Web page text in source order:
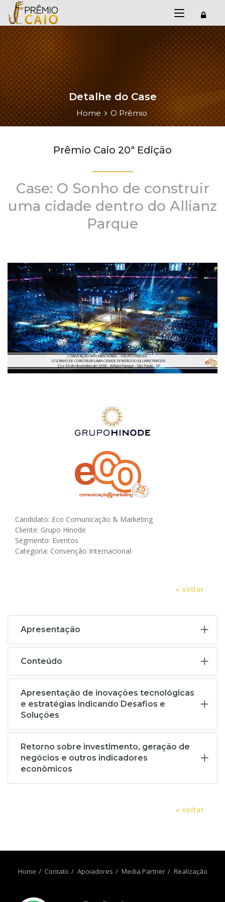
Detalhe do Case
Home O Prêmio
Prêmio Caio 20ª Edição
Case: O Sonho de construir
uma cidade dentro do Allianz
Parque
Candidato: Eco Comunicação & Marketing
Cliente: Grupo Hinode
Segmento: Eventos
Categoria: Convenção Internacional
« voltar
Apresentação
Conteúdo
Apresentação de inovações tecnológicas
e estratégias indicando Desafios e
Soluções
Retorno sobre investimento, geração de
negócios e outros indicadores
econômicos
« voltar
Home Contato Apoiadores Media Partner Realização